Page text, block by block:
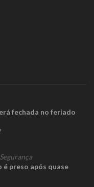
fechada no feriado
Segurança
preso após quase